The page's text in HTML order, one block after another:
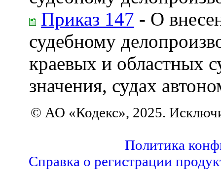
Приказ 147 - О
судебному
краевых и областных
значения, судах
© АО «Кодекс», 2025.
Политика
Справка о регистрации